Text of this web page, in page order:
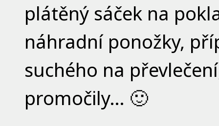
plátěný sáček na
náhradní ponožky,
suchého na
promočily… 🙂